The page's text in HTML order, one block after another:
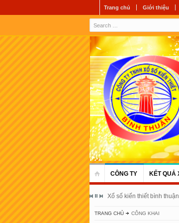
Trang chủ Giới thiệu
CÔNG TY KẾT QUẢ
Xổ số kiến thiết bình
TRANG CHỦ CÔNG KHAI